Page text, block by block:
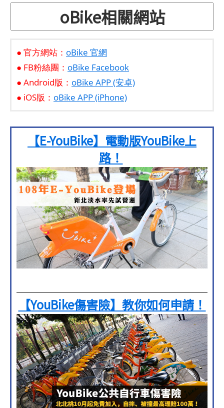
oBike相關網站
● 官方網站： oBike 官網
● FB粉絲團： oBike Facebook
● Android版： oBike APP (安卓)
● iOS版： oBike APP (iPhone)
【E-YouBike】電動版YouBike上
路！
【YouBike傷害險】教你如何申請！